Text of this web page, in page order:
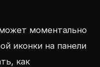
моментально
иконки на панели
как